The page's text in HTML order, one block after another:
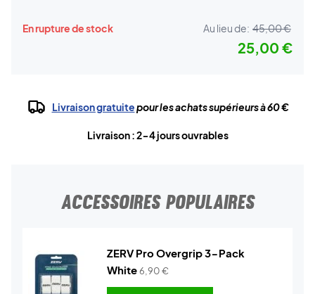
En rupture de stock Au lieu de: 45,00 €
25,00 €
Livraison gratuitepour les achats supérieurs à 60 €
Livraison : 2-4 jours ouvrables
ACCESSOIRES POPULAIRES
ZERV Pro Overgrip 3-Pack
White6,90€